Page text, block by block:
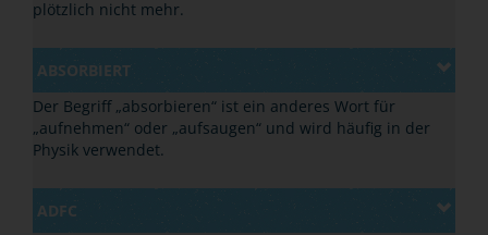
plötzlich nicht mehr.
ABSORBIERT
Der Begriff „absorbieren“ ist ein anderes Wort für
„aufnehmen“ oder „aufsaugen“ und wird häufig in der
Physik verwendet.
ADFC